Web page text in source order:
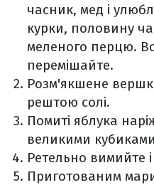
часник, мед і
курки, половину
меленого перцю.
перемішайте.
Розм'якшене
рештою солі.
Помиті яблука
великими
Ретельно вимийте
Приготованим